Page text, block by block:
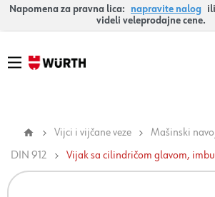
Napomena za pravna lica: napravite nalog
videli veleprodajne cene.
Vijci i vijčane veze Mašinski
DIN 912
Vijak sa cilindričom glavom,